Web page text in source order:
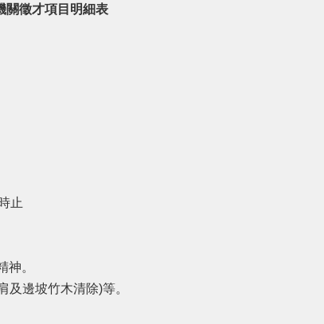
關徵才項目明細表
止
。
及邊坡竹木清除)等。